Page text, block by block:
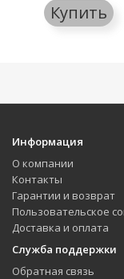
Купить
Информация
О компании
Контакты
Гарантии и возврат
Пользовательское
Доставка и оплата
Служба поддержки
Обратная связь